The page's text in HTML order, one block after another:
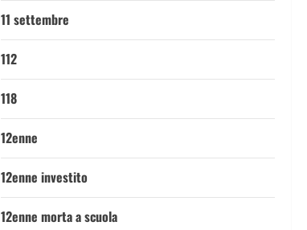
11 settembre
112
118
12enne
12enne investito
12enne morta a scuola